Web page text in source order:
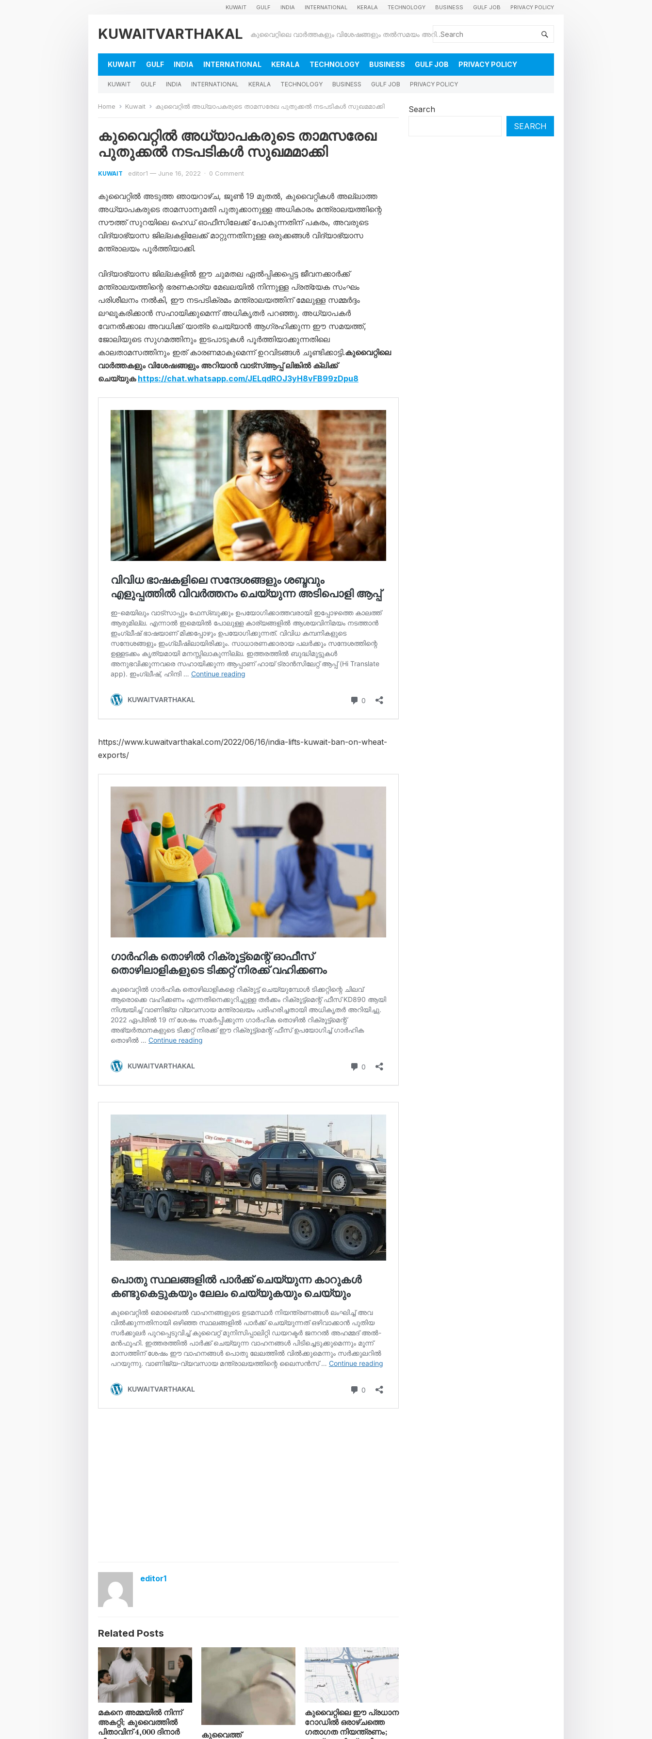
KUWAIT GULF INDIA INTERNATIONAL KERALA TECHNOLOGY BUSINESS GULF JOB PRIVACY POLICY
KUWAITVARTHAKAL കുവൈറ്റിലെ വാർത്തകളും വിശേഷങ്ങളും തൽസമയം അറിയാൻ
KUWAIT GULF INDIA INTERNATIONAL KERALA TECHNOLOGY BUSINESS GULF JOB PRIVACY POLICY
KUWAIT GULF INDIA INTERNATIONAL KERALA TECHNOLOGY BUSINESS GULF JOB PRIVACY POLICY
Home Kuwait കുവൈറ്റിൽ അധ്യാപകരുടെ താമസരേഖ പുതുക്കൽ നടപടികൾ സുഖമമാക്കി
കുവൈറ്റിൽ അധ്യാപകരുടെ താമസരേഖ
പുതുക്കൽ നടപടികൾ സുഖമമാക്കി
KUWAIT editor1 — June 16, 2022 · 0 Comment
കുവൈറ്റിൽ അടുത്ത ഞായറാഴ്‌ച, ജൂൺ 19 മുതൽ, കുവൈറ്റികൾ അല്ലാത്ത
അധ്യാപകരുടെ താമസാനുമതി പുതുക്കാനുള്ള അധികാരം മന്ത്രാലയത്തിന്റെ
സൗത്ത് സുറയിലെ ഹെഡ് ഓഫീസിലേക്ക് പോകുന്നതിന് പകരം, അവരുടെ
വിദ്യാഭ്യാസ ജില്ലകളിലേക്ക് മാറ്റുന്നതിനുള്ള ഒരുക്കങ്ങൾ വിദ്യാഭ്യാസ
മന്ത്രാലയം പൂർത്തിയാക്കി.
വിദ്യാഭ്യാസ ജില്ലകളിൽ ഈ ചുമതല ഏൽപ്പിക്കപ്പെട്ട ജീവനക്കാർക്ക്
മന്ത്രാലയത്തിന്റെ ഭരണകാര്യ മേഖലയിൽ നിന്നുള്ള പ്രത്യേക സംഘം
പരിശീലനം നൽകി, ഈ നടപടിക്രമം മന്ത്രാലയത്തിന് മേലുള്ള സമ്മർദ്ദം
ലഘൂകരിക്കാൻ സഹായിക്കുമെന്ന് അധികൃതർ പറഞ്ഞു. അധ്യാപകർ
വേനൽക്കാല അവധിക്ക് യാത്ര ചെയ്യാൻ ആഗ്രഹിക്കുന്ന ഈ സമയത്ത്,
ജോലിയുടെ സുഗമത്തിനും ഇടപാടുകൾ പൂർത്തിയാക്കുന്നതിലെ
കാലതാമസത്തിനും ഇത് കാരണമാകുമെന്ന് ഉറവിടങ്ങൾ ചൂണ്ടിക്കാട്ടി.കുവൈറ്റിലെ
വാര്‍ത്തകളും വിശേഷങ്ങളും അറിയാന്‍ വാട്‌സ്ആപ്പ് ലിങ്കില്‍ ക്ലിക്ക്
ചെയ്യുക https://chat.whatsapp.com/JELqdROJ3yH8vFB99zDpu8
https://www.kuwaitvarthakal.com/2022/06/16/india-lifts-kuwait-ban-on-wheat-
exports/
editor1
Related Posts
മകനെ അമ്മയിൽ നിന്ന്
അകറ്റി; കുവൈത്തിൽ
പിതാവിന് 4,000 ദിനാർ
കുവൈത്ത്
കുവൈറ്റിലെ ഈ പ്രധാന
റോഡിൽ ഒരാഴ്ചത്തെ
ഗതാഗത നിയന്ത്രണം;
Search
SEARCH